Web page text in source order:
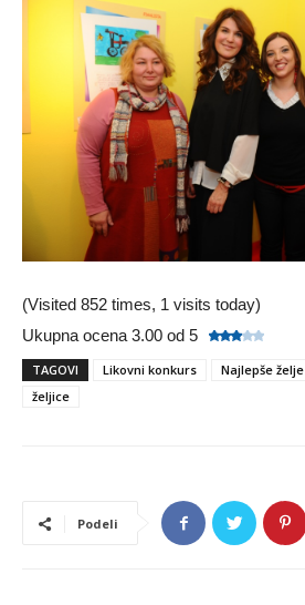
(Visited 852 times, 1 visits today)
Ukupna ocena 3.00 od 5
TAGOVI Likovni konkurs Najlepše želje
željice
Podeli